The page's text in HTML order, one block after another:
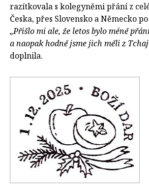
razítkovala s kolegyněmi přání z
Česka, přes Slovensko a Německo
„Přišlo mi ale, že letos bylo méně
a naopak hodně jsme jich měli z
doplnila.